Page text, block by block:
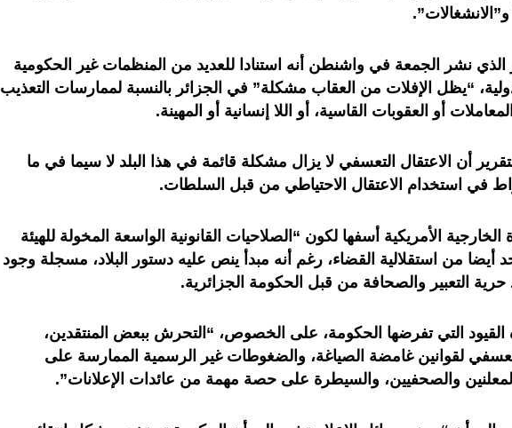
الذي نشر الجمعة في واشنطن أنه استنادا للعديد من المنظمات غير الحكومية
“يظل الإفلات من العقاب مشكلة” في الجزائر بالنسبة لممارسات التعذيب
أو العقوبات القاسية، أو اللا إنسانية أو المهينة.
أن الاعتقال التعسفي لا يزال مشكلة قائمة في هذا البلد لا سيما في ما
في استخدام الاعتقال الاحتياطي من قبل السلطات.
الأمريكية أسفها لكون “الصلاحيات القانونية الواسعة المخولة للهيئة
تحد أيضا من استقلالية القضاء، رغم أنه مبدأ ينص عليه دستور البلاد، مسجلة وجود
حرية التعبير والصحافة من قبل الحكومة الجزائرية.
التي تفرضها الحكومة، على الخصوص، “التحرش ببعض المنتقدين،
لقوانين غامضة الصياغة، والضغوطات غير الرسمية الممارسة على
والصحفيين، والسيطرة على حصة مهمة من عائدات الإعلانات”.